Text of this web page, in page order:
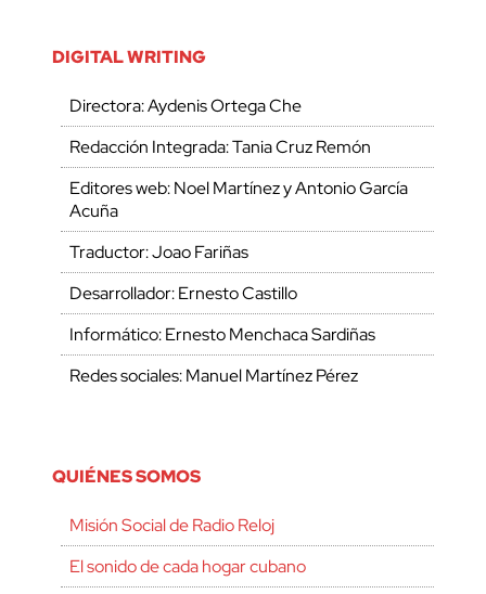
DIGITAL WRITING
Directora: Aydenis Ortega Che
Redacción Integrada: Tania Cruz Remón
Editores web: Noel Martínez y Antonio García
Acuña
Traductor: Joao Fariñas
Desarrollador: Ernesto Castillo
Informático: Ernesto Menchaca Sardiñas
Redes sociales: Manuel Martínez Pérez
QUIÉNES SOMOS
Misión Social de Radio Reloj
El sonido de cada hogar cubano